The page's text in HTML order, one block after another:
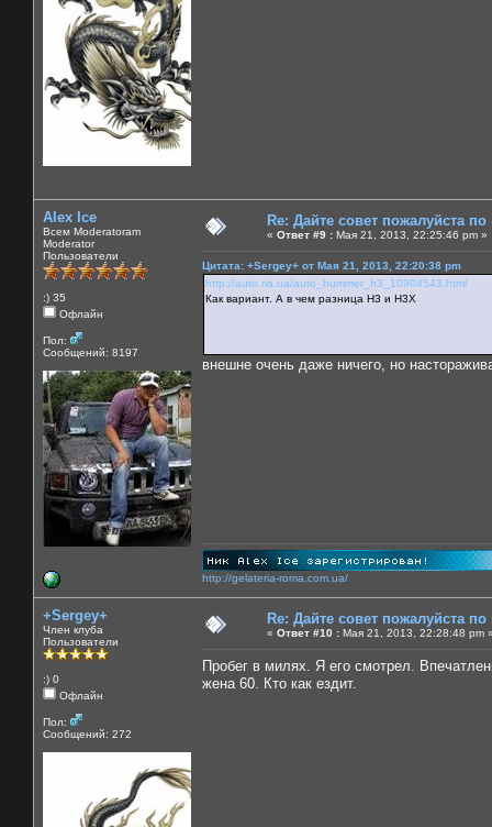
Alex Ice
Всем Moderatoram
Moderator
Пользователи
:) 35
Офлайн
Пол:
Сообщений: 8197
Re: Дайте совет пожалуйста
« Ответ #9 : Мая 21, 2013, 22:25:46 pm »
Цитата: +Sergey+ от Мая 21, 2013, 22:20:38 pm
http://auto.ria.ua/auto_hummer_h3_10904543.html
Как вариант. А в чем разница Н3 и Н3Х
внешне очень даже ничего, но
http://gelateria-roma.com.ua/
+Sergey+
Член клуба
Пользователи
:) 0
Офлайн
Пол:
Сообщений: 272
Re: Дайте совет пожалуйста
« Ответ #10 : Мая 21, 2013, 22:28:48 pm
Пробег в милях. Я его смотрел.
жена 60. Кто как ездит.